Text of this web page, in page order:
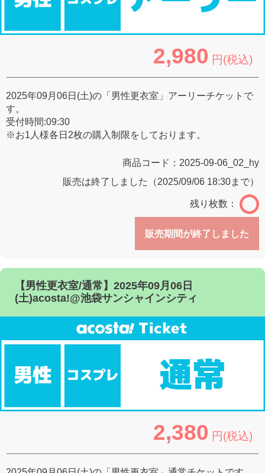
2,980 円(税込)
2025年09月06日(土)の「男性更衣室」アーリーチケットで
す。
受付時間:09:30
※お1人様各日2枚の購入制限をしております。
商品コード： 2025-09-06_02_hy
販売は終了しました（2025/09/06 18:30まで）
残り枚数：
販売期間が終了しました
【男性更衣室/通常】2025年09月06日
(土)acosta!@池袋サンシャインシティ
2,380 円(税込)